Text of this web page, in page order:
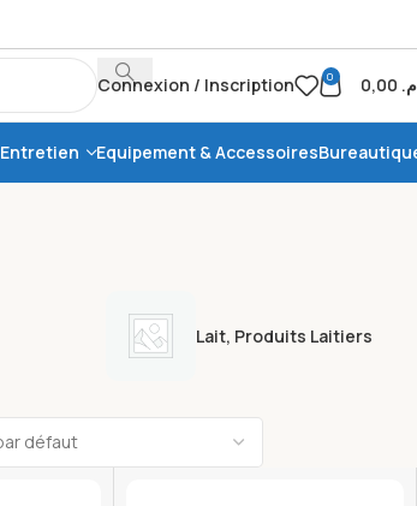
Connexion / Inscription 0
Entretien Equipement & Accessoires
Lait, Produits Laitiers